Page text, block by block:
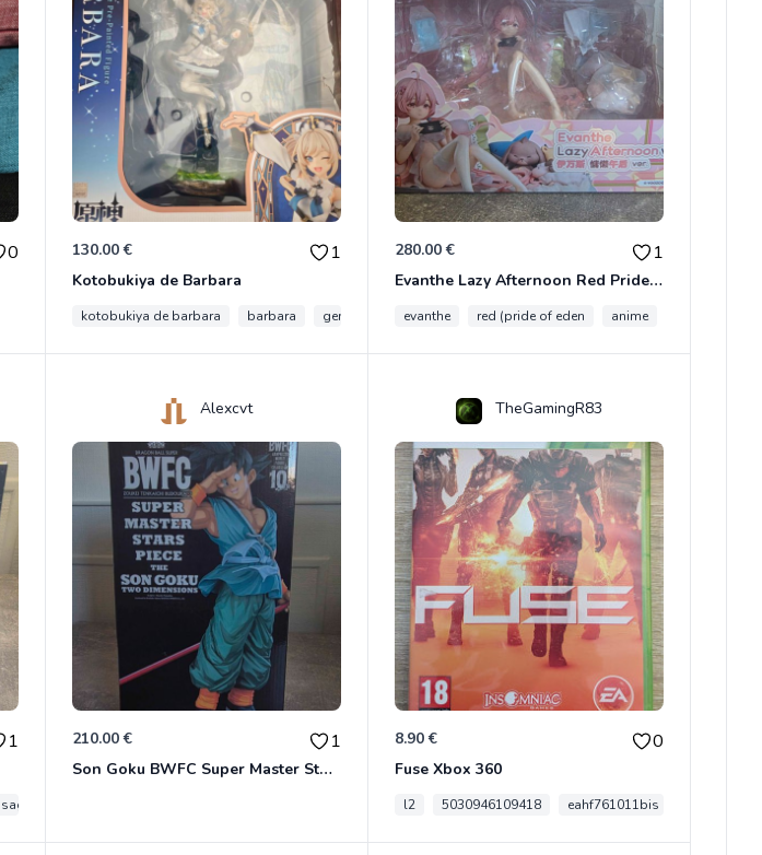
0 130.00 € 1
Kotobukiya de Barbara
kotobukiya de barbara barbara genshin impact
280.00 € 1
Evanthe Lazy Afternoon Red Pride of Eden
evanthe red (pride of eden anime
1
saga des gemeaux
Alexcvt
210.00 € 1
Son Goku BWFC Super Master Stars
TheGamingR83
8.90 € 0
Fuse Xbox 360
l2 5030946109418 eahf761011bis